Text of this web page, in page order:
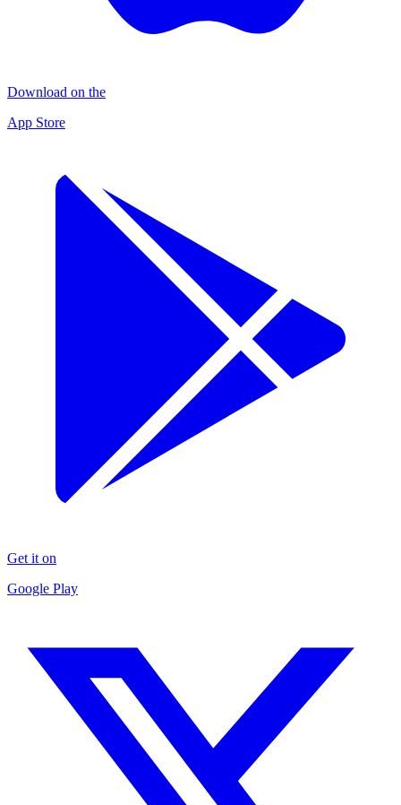
Download on the
App Store
Get it on
Google Play